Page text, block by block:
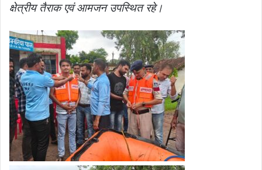
क्षेत्रीय तैराक एवं आमजन उपस्थित रहे।